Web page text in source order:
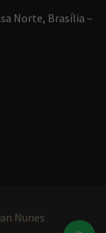
Norte, Brasília –
Nunes